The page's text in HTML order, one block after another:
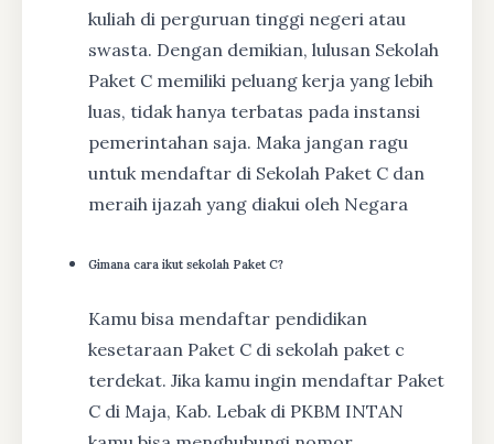
kuliah di perguruan tinggi negeri atau
swasta. Dengan demikian, lulusan Sekolah
Paket C memiliki peluang kerja yang lebih
luas, tidak hanya terbatas pada instansi
pemerintahan saja. Maka jangan ragu
untuk mendaftar di Sekolah Paket C dan
meraih ijazah yang diakui oleh Negara
Gimana cara ikut sekolah Paket C?
Kamu bisa mendaftar pendidikan
kesetaraan Paket C di sekolah paket c
terdekat. Jika kamu ingin mendaftar Paket
C di Maja, Kab. Lebak di PKBM INTAN